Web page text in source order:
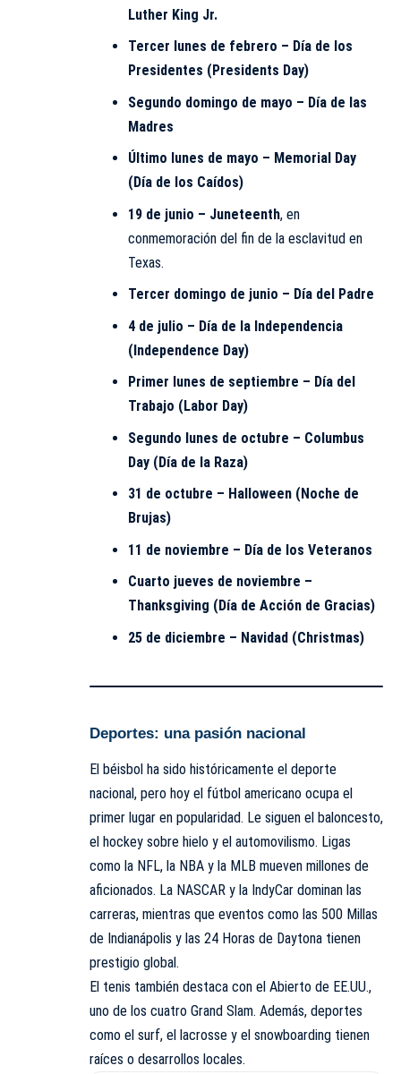
Luther King Jr.
Tercer lunes de febrero – Día de los
Presidentes (Presidents Day)
Segundo domingo de mayo – Día de las
Madres
Último lunes de mayo – Memorial Day
(Día de los Caídos)
19 de junio – Juneteenth, en
conmemoración del fin de la esclavitud en
Texas.
Tercer domingo de junio – Día del Padre
4 de julio – Día de la Independencia
(Independence Day)
Primer lunes de septiembre – Día del
Trabajo (Labor Day)
Segundo lunes de octubre – Columbus
Day (Día de la Raza)
31 de octubre – Halloween (Noche de
Brujas)
11 de noviembre – Día de los Veteranos
Cuarto jueves de noviembre –
Thanksgiving (Día de Acción de Gracias)
25 de diciembre – Navidad (Christmas)
Deportes: una pasión nacional
El béisbol ha sido históricamente el deporte
nacional, pero hoy el fútbol americano ocupa el
primer lugar en popularidad. Le siguen el baloncesto,
el hockey sobre hielo y el automovilismo. Ligas
como la NFL, la NBA y la MLB mueven millones de
aficionados. La NASCAR y la IndyCar dominan las
carreras, mientras que eventos como las 500 Millas
de Indianápolis y las 24 Horas de Daytona tienen
prestigio global.
El tenis también destaca con el Abierto de EE.UU.,
uno de los cuatro Grand Slam. Además, deportes
como el surf, el lacrosse y el snowboarding tienen
raíces o desarrollos locales.